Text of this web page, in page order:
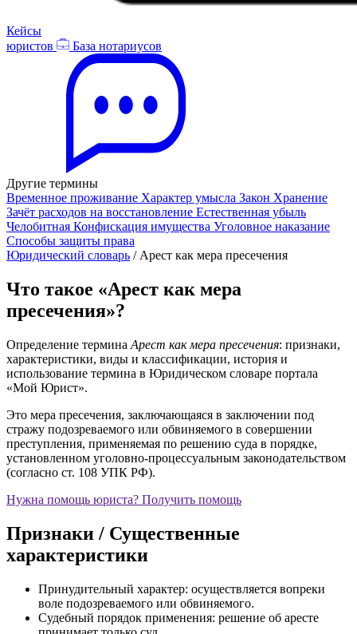
Кейсы
юристов
База нотариусов
Другие термины
Временное проживание Характер умысла Закон Хранение
Зачёт расходов на восстановление Естественная убыль
Челобитная Конфискация имущества Уголовное наказание
Способы защиты права
Юридический словарь / Арест как мера пресечения
Что такое «Арест как мера
пресечения»?
Определение термина Арест как мера пресечения: признаки,
характеристики, виды и классификации, история и
использование термина в Юридическом словаре портала
«Мой Юрист».
Это мера пресечения, заключающаяся в заключении под
стражу подозреваемого или обвиняемого в совершении
преступления, применяемая по решению суда в порядке,
установленном уголовно-процессуальным законодательством
(согласно ст. 108 УПК РФ).
Нужна помощь юриста? Получить помощь
Признаки / Существенные
характеристики
Принудительный характер: осуществляется вопреки
воле подозреваемого или обвиняемого.
Судебный порядок применения: решение об аресте